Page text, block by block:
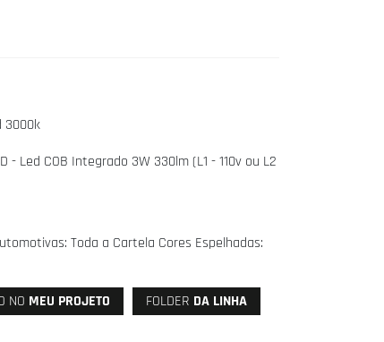
3000k
- Led COB Integrado 3W 330lm (L1 - 110v ou L2
Toda a Cartela Cores Espelhadas:
NO MEU PROJETO FOLDER DA LINHA